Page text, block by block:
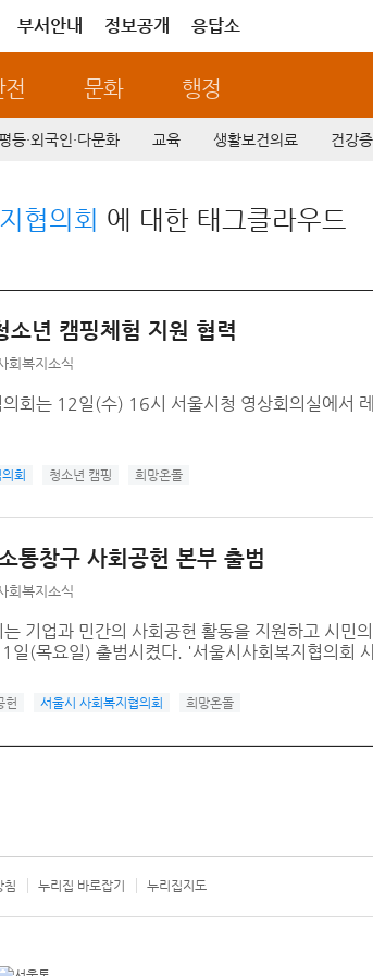
부서안내 정보공개 응답소
전 문화 행정
등·외국인·다문화 교육 생활보건의료 건강증
협의회 에 대한 태그클라우드
년 캠핑체험 지원 협력
회복지소식
회는 12일(수) 16시 서울시청 영상회의실에서
회 청소년 캠핑 희망온돌
통창구 사회공헌 본부 출범
회복지소식
기업과 민간의 사회공헌 활동을 지원하고 시민
일(목요일) 출범시켰다. '서울시사회복지협의회
헌 서울시 사회복지협의회 희망온돌
침 누리집 바로잡기 누리집지도